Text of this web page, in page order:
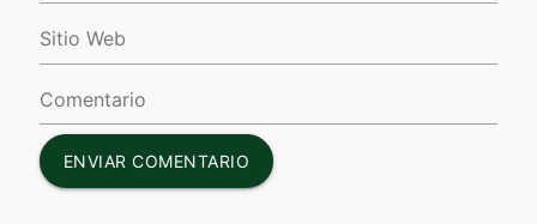
ENVIAR COMENTARIO